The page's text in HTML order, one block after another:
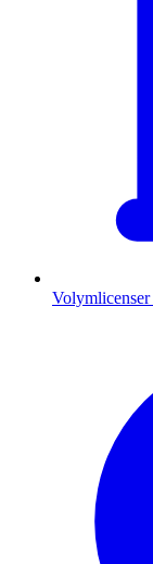
Volymlicenser